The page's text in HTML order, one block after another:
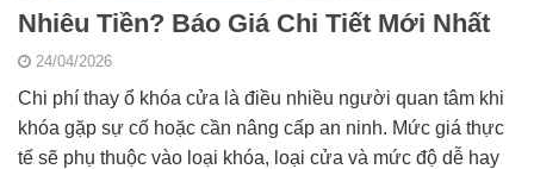
Nhiêu Tiền? Báo Giá Chi Tiết Mới Nhất
24/04/2026
Chi phí thay ổ khóa cửa là điều nhiều người quan tâm khi
khóa gặp sự cố hoặc cần nâng cấp an ninh. Mức giá thực
tế sẽ phụ thuộc vào loại khóa, loại cửa và mức độ dễ hay